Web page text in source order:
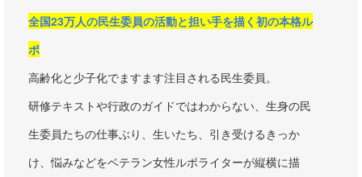
全国23万人の民生委員の活動と担い手を描く初の本格ル
ポ
高齢化と少子化でますます注目される民生委員。
研修テキストや行政のガイドではわからない、生身の民
生委員たちの仕事ぶり、生いたち、引き受けるきっか
け、悩みなどをベテラン女性ルポライターが縦横に描